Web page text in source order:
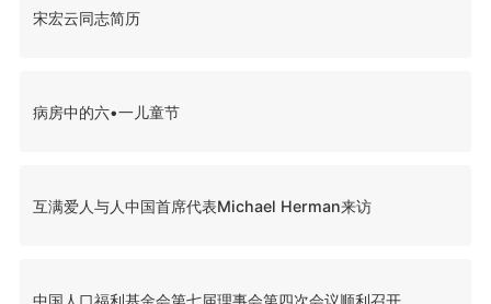
宋宏云同志简历
病房中的六•一儿童节
互满爱人与人中国首席代表Michael Herman来访
中国人口福利基金会第七届理事会第四次会议顺利召开